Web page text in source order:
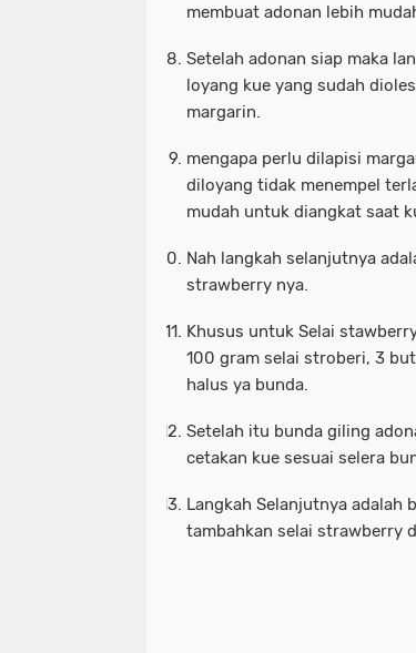
membuat adonan lebih
Setelah adonan siap maka
loyang kue yang sudah
margarin.
mengapa perlu dilapisi
diloyang tidak menempel
mudah untuk diangkat saat
Nah langkah selanjutnya
strawberry nya.
Khusus untuk Selai
100 gram selai stroberi, 3
halus ya bunda.
Setelah itu bunda giling
cetakan kue sesuai selera
Langkah Selanjutnya adalah
tambahkan selai strawberry